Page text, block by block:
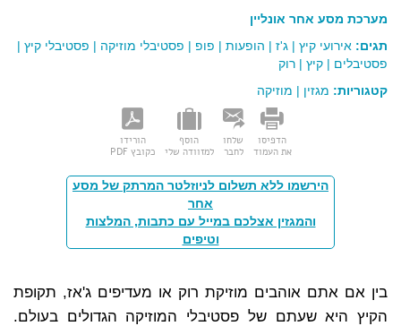
מערכת מסע אחר אונליין
תגים: אירועי קיץ | ג'ז | הופעות | פופ | פסטיבלי מוזיקה | פסטיבלי קיץ |
פסטיבלים | קיץ | רוק
קטגוריות: מגזין | מוזיקה
הדפיסו
את העמוד
שלחו
לחבר
הוסף
למזוודה שלי
הורידו
כקובץ PDF
הירשמו ללא תשלום לניוזלטר המרתק של מסע
אחר
והמגזין אצלכם במייל עם כתבות, המלצות
וטיפים
בין אם אתם אוהבים מוזיקת רוק או מעדיפים ג'אז, תקופת
הקיץ היא שעתם של פסטיבלי המוזיקה הגדולים בעולם.